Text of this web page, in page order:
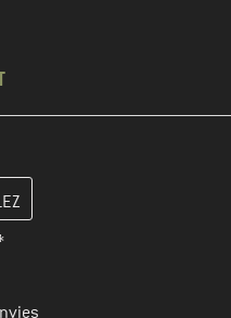
votre compte client à la